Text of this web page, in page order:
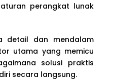
perangkat lunak
detail dan mendalam
utama yang memicu
solusi praktis
secara langsung.